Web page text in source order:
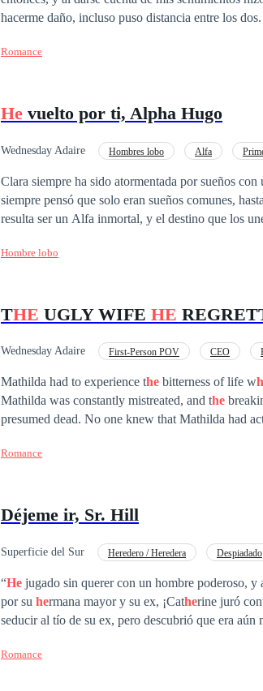
hacerme daño, incluso puso distancia entre los
merced de él hombre que me destruyó como
ayudando a vencer el miedo, a pedir ayuda, a
que mi amor lo hará cambiar o a José Ignacio
Romance
He vuelto por ti, Alpha Hugo
Wednesday Adaire Hombres lobo Alfa
Clara siempre ha sido atormentada por sueños
siempre pensó que solo eran sueños comunes,
resulta ser un Alfa inmortal, y el destino que los
Hombre lobo
THE UGLY WIFE HE
Wednesday Adaire First-Person POV CEO
Mathilda had to experience the bitterness of life w
Mathilda was constantly mistreated, and the
presumed dead. No one knew that Mathilda had
Romance
Déjeme ir, Sr. Hill
Superficie del Sur Heredero / Heredera Despiadado
“He jugado sin querer con un hombre poderoso, y
por su hermana mayor y su ex, ¡Catherine juró
seducir al tío de su ex, pero descubrió que era
A ella no le importaba esta actitud siempre que
Romance